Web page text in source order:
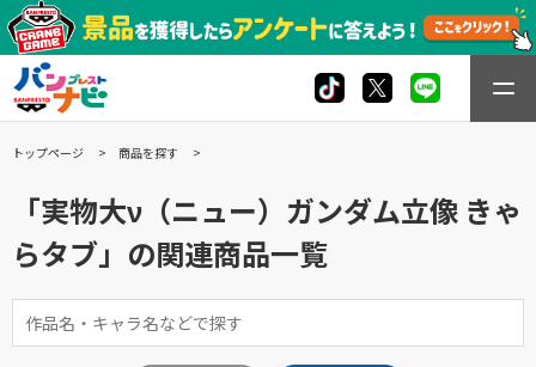
トップページ 商品を探す
「実物大ν（ニュー）ガンダム立像 きゃ
らタブ」の関連商品一覧